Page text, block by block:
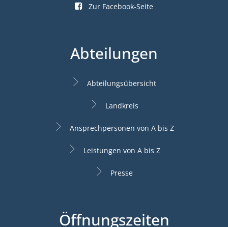
Zur Facebook-Seite
Abteilungen
Abteilungsübersicht
Landkreis
Ansprechpersonen von A bis Z
Leistungen von A bis Z
Presse
Öffnungszeiten